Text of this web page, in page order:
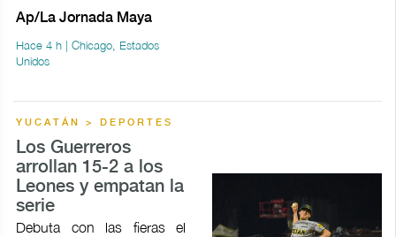
Ap/La Jornada Maya
Hace 4 h | Chicago, Estados
Unidos
YUCATÁN > DEPORTES
Los Guerreros
arrollan 15-2 a los
Leones y empatan la
serie
Debuta con las fieras el